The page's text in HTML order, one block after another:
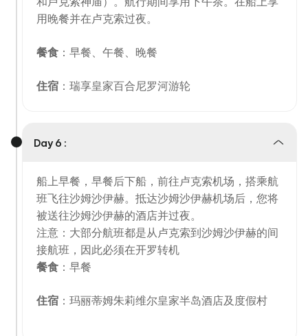
用晚餐并在卢克索过夜。
餐食 ：早餐、午餐、晚餐
住宿 ：瑞享皇家百合尼罗河游轮
Day 6 :
船上早餐，早餐后下船，前往卢克索机场，搭乘航
班飞往沙姆沙伊赫。抵达沙姆沙伊赫机场后，您将
被送往沙姆沙伊赫的酒店并过夜。
注意：大部分航班都是从卢克索到沙姆沙伊赫的间
接航班，因此必须在开罗转机
餐食 ：早餐
住宿 ：玛丽蒂姆朱莉维尔皇家半岛酒店及度假村